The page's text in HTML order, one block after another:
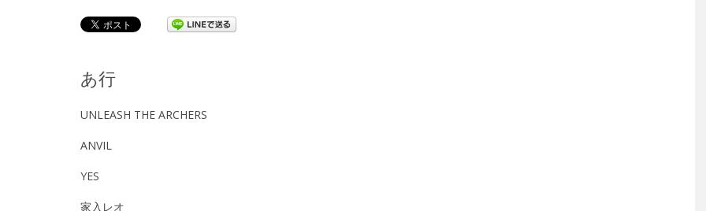
あ行
UNLEASH THE ARCHERS
ANVIL
YES
家入レオ